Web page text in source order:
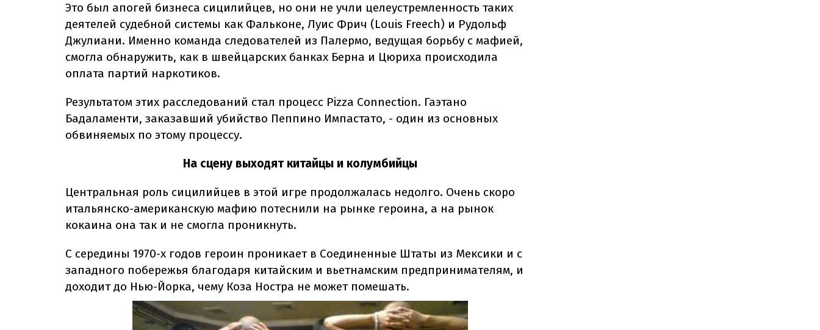
Это был апогей бизнеса сицилийцев, но они не учли целеустремленность таких
деятелей судебной системы как Фальконе, Луис Фрич (Louis Freech) и Рудольф
Джулиани. Именно команда следователей из Палермо, ведущая борьбу с мафией,
смогла обнаружить, как в швейцарских банках Берна и Цюриха происходила
оплата партий наркотиков.
Результатом этих расследований стал процесс Pizza Connection. Гаэтано
Бадаламенти, заказавший убийство Пеппино Импастато, - один из основных
обвиняемых по этому процессу.
На сцену выходят китайцы и колумбийцы
Центральная роль сицилийцев в этой игре продолжалась недолго. Очень скоро
итальянско-американскую мафию потеснили на рынке героина, а на рынок
кокаина она так и не смогла проникнуть.
С середины 1970-х годов героин проникает в Соединенные Штаты из Мексики и с
западного побережья благодаря китайским и вьетнамским предпринимателям, и
доходит до Нью-Йорка, чему Коза Ностра не может помешать.